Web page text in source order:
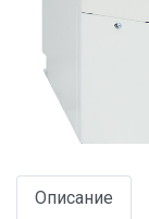
Описание